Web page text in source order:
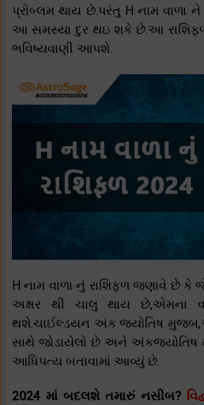
પ્રોબ્લમ થાય છે.પરંતુ H નામ વાળા ને
આ સમસ્યા દુર થઇ શકે છે.આ રાશિફળ
ભવિષ્યવાણી આપશે.
H નામ વાળા નું રાશિફળ જણાવે છે કે
અક્ષર થી ચાલુ થાય છે,એમના
થશે.ચાઈલ્ડયન અંક જ્યોતિષ
સાથે જોડાયેલો છે અને
આધિપત્ય બતાવામાં આવ્યું છે.
2024 માં બદલશે તમારું નસીબ?